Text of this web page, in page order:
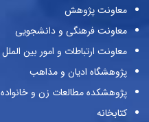
معاونت پژوهش
معاونت فرهنگی و دانشجویی
معاونت ارتباطات و امور بین الملل
پژوهشگاه ادیان و مذاهب
پژوهشکده مطالعات زن و خانواده
کتابخانه